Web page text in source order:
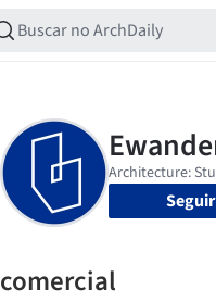
Seguir
comercial